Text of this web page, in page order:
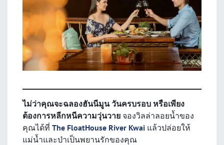
ไม่ว่าคุณจะฉลองฮันนีมูน วันครบรอบ หรือเพียง
ต้องการหลีกหนีความวุ่นวาย จองวิลล่าลอยน้ำของ
คุณได้ที่ The FloatHouse River Kwai แล้วปล่อยให้
แม่น้ำและป่าเป็นพยานรักของคุณ